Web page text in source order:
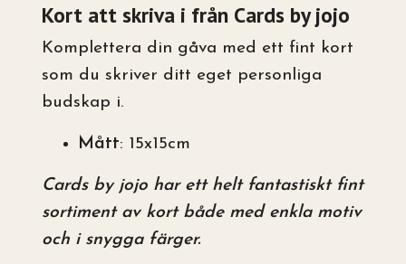
Kort att skriva i från Cards by jojo
Komplettera din gåva med ett fint kort
som du skriver ditt eget personliga
budskap i.
Mått: 15x15cm
Cards by jojo har ett helt fantastiskt fint
sortiment av kort både med enkla motiv
och i snygga färger.